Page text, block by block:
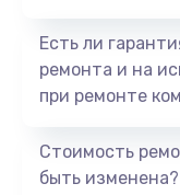
Есть ли
ремонта и на
при ремонте
Стоимость
быть изменена?